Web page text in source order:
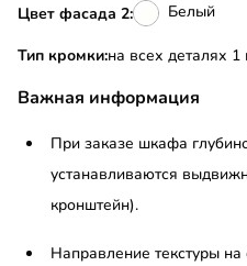
Цвет фасада 2: Белый
Тип кромки:на всех деталях 1
Важная информация
При заказе шкафа
устанавливаются
кронштейн).
Направление текстуры